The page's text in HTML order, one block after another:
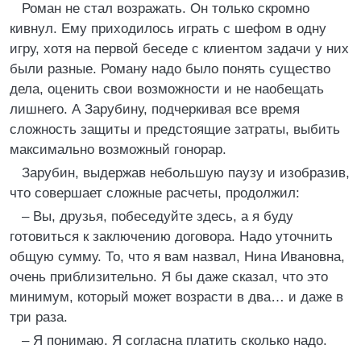
Роман не стал возражать. Он только скромно
кивнул. Ему приходилось играть с шефом в одну
игру, хотя на первой беседе с клиентом задачи у них
были разные. Роману надо было понять существо
дела, оценить свои возможности и не наобещать
лишнего. А Зарубину, подчеркивая все время
сложность защиты и предстоящие затраты, выбить
максимально возможный гонорар.
Зарубин, выдержав небольшую паузу и изобразив,
что совершает сложные расчеты, продолжил:
– Вы, друзья, побеседуйте здесь, а я буду
готовиться к заключению договора. Надо уточнить
общую сумму. То, что я вам назвал, Нина Ивановна,
очень приблизительно. Я бы даже сказал, что это
минимум, который может возрасти в два… и даже в
три раза.
– Я понимаю. Я согласна платить сколько надо.